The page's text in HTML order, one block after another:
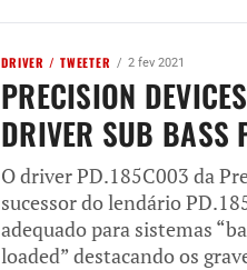
DRIVER / TWEETER 2 fev 2021
PRECISION
DRIVER SUB BASS
O driver PD.185C003 da
sucessor do lendário
adequado para sistemas
loaded” destacando os